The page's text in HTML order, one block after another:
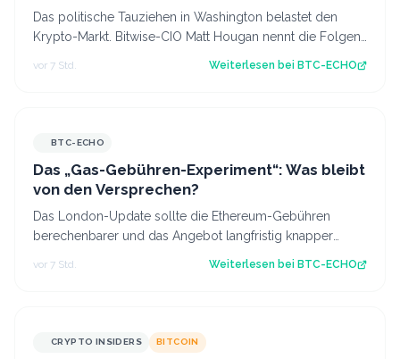
Das politische Tauziehen in Washington belastet den
Krypto-Markt. Bitwise-CIO Matt Hougan nennt die Folgen
vor 7 Std. Weiterlesen bei BTC-ECHO
BTC-ECHO
Das „Gas-Gebühren-Experiment“: Was bleibt
von den Versprechen?
Das London-Update sollte die Ethereum-Gebühren
berechenbarer und das Angebot langfristig knapper
machen. Die erhoffte Wirkung blieb aber aus…
vor 7 Std. Weiterlesen bei BTC-ECHO
CRYPTO INSIDERS BITCOIN